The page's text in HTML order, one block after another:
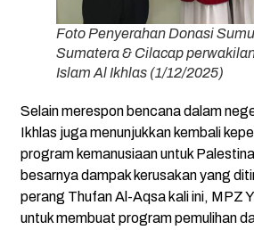
Foto Penyerahan Donasi
Sumatera & Cilacap
Islam Al Ikhlas (1/12/2025)
Selain merespon bencana dalam
Ikhlas juga menunjukkan kembali
program kemanusiaan untuk
besarnya dampak kerusakan yang
perang Thufan Al-Aqsa kali ini, MPZ
untuk membuat program pemulihan